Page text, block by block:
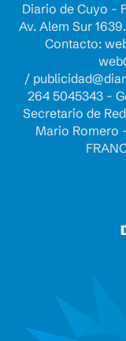
Diario de Cuyo -
Av. Alem Sur
Contacto:
/
264 5045343 -
Secretario de
Mario Romero